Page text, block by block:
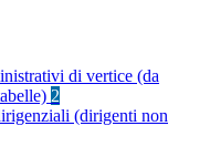
di vertice (da
2
(dirigenti non